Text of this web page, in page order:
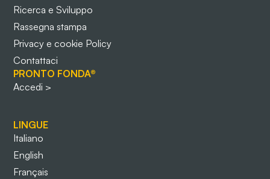
Ricerca e Sviluppo
Rassegna stampa
Privacy e cookie Policy
Contattaci
PRONTO FONDA®
Accedi >
LINGUE
Italiano
English
Français